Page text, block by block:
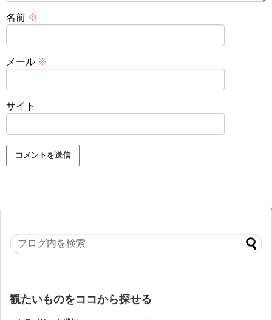
名前 ※
メール ※
サイト
観たいものをココから探せる